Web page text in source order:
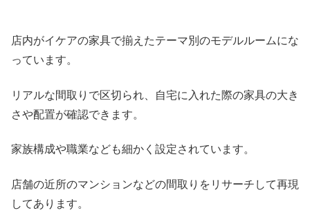
店内がイケアの家具で揃えたテーマ別のモデルルームにな
っています。
リアルな間取りで区切られ、自宅に入れた際の家具の大き
さや配置が確認できます。
家族構成や職業なども細かく設定されています。
店舗の近所のマンションなどの間取りをリサーチして再現
してあります。